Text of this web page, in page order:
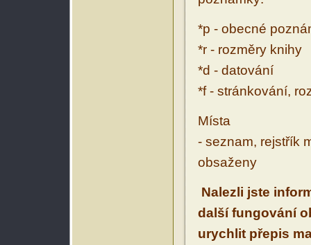
*p - obecné
*r - rozměry knihy
*d - datování
*f - stránkování,
Místa
- seznam, rejstřík
obsaženy
Nalezli jste
další fungování
urychlit přepis